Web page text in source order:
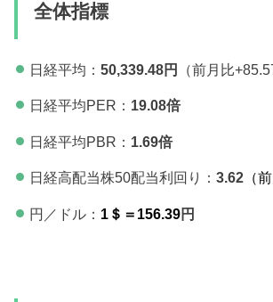
全体指標
日経平均： 50,339.48円 （前月比
日経平均PER： 19.08倍
日経平均PBR： 1.69倍
日経高配当株50配当利回り： 3.62（
円／ドル： 1＄＝156.39円